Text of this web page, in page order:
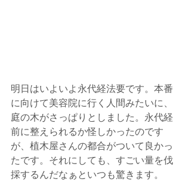
明日はいよいよ永代経法要です。本番
に向けて美容院に行く人間みたいに、
庭の木がさっぱりとしました。永代経
前に整えられるか怪しかったのです
が、植木屋さんの都合がついて良かっ
たです。それにしても、すごい量を伐
採するんだなぁといつも驚きます。